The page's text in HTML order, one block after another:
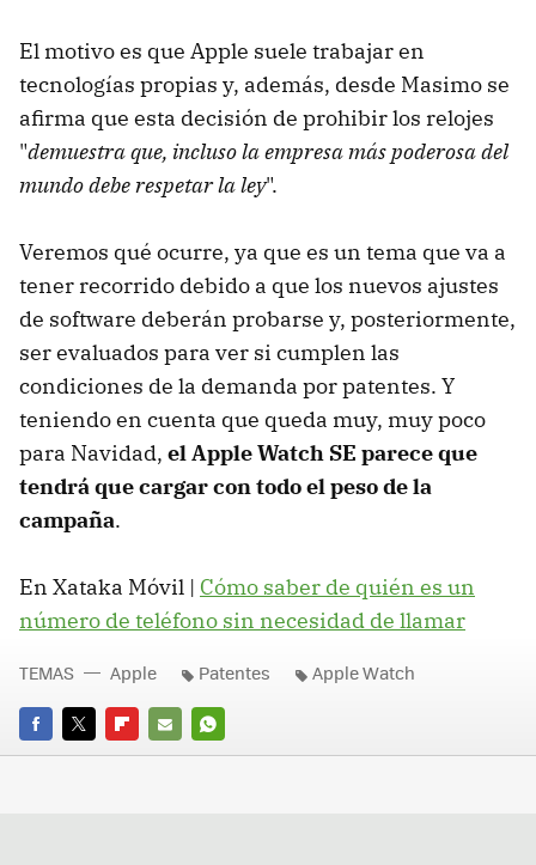
El motivo es que Apple suele trabajar en
tecnologías propias y, además, desde Masimo se
afirma que esta decisión de prohibir los relojes
"demuestra que, incluso la empresa más poderosa del
mundo debe respetar la ley".
Veremos qué ocurre, ya que es un tema que va a
tener recorrido debido a que los nuevos ajustes
de software deberán probarse y, posteriormente,
ser evaluados para ver si cumplen las
condiciones de la demanda por patentes. Y
teniendo en cuenta que queda muy, muy poco
para Navidad, el Apple Watch SE parece que
tendrá que cargar con todo el peso de la
campaña.
En Xataka Móvil | Cómo saber de quién es un
número de teléfono sin necesidad de llamar
FACEBOOK
TWITTERFLIPBOARD
E-
WHATSAPP
TEMAS Apple Patentes Apple Watch